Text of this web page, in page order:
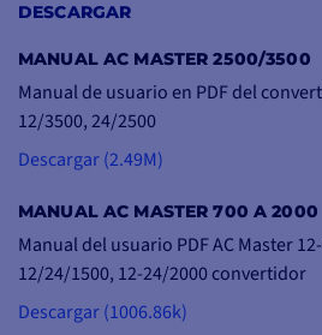
disponible en
necesidades :
28010302 ➔AC Master12V/300W
28010502 ➔ AC Master
28010702 ➔AC Master
28011500 ➔AC Master12V/1500W
28012000 ➔AC Master12V/2000W
28012500 ➔ AC Master12V/2500W
DESCARGAR
MANUAL AC MASTER 2500/3500
Manual de usuario en PDF del
12/3500, 24/2500
Descargar (2.49M)
MANUAL AC MASTER 700 A 2000
Manual del usuario PDF AC Master
12/24/1500, 12-24/2000 convertidor
Descargar (1006.86k)